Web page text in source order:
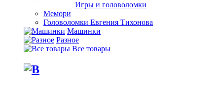
Игры и головоломки
Мемори
Головоломки Евгения Тихонова
Машинки
Разное
Все товары